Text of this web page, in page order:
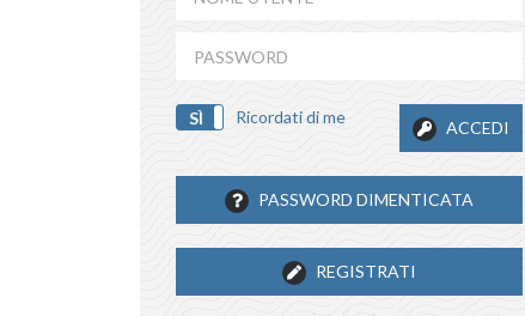
SÌ NO
Ricordati di me
ACCEDI
PASSWORD DIMENTICATA
REGISTRATI